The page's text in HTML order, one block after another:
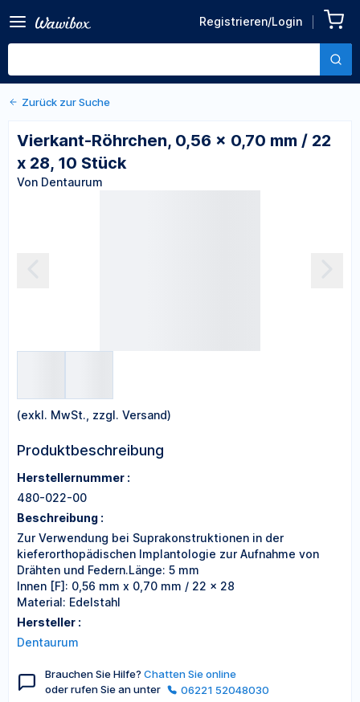
Registrieren/Login
0,70 mm / 22 x 28, 10 Stück
Von Dentaurum
Zurück zu den Produktdetails
Zurück zur Suche
Vierkant-Röhrchen, 0,56 x 0,70 mm / 22
x 28, 10 Stück
Von Dentaurum
(exkl. MwSt., zzgl. Versand)
Produktbeschreibung
Herstellernummer :
480-022-00
Beschreibung :
Zur Verwendung bei Suprakonstruktionen in der
kieferorthopädischen Implantologie zur Aufnahme von
Drähten und Federn.Länge: 5 mm
Innen [F]: 0,56 mm x 0,70 mm / 22 x 28
Material: Edelstahl
Hersteller :
Dentaurum
Brauchen Sie Hilfe? Chatten Sie online
oder rufen Sie an unter
06221 52048030